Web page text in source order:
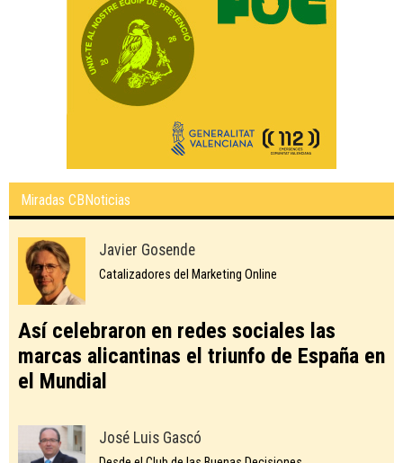
Miradas CBNoticias
Javier Gosende
Catalizadores del Marketing Online
Así celebraron en redes sociales las
marcas alicantinas el triunfo de España en
el Mundial
José Luis Gascó